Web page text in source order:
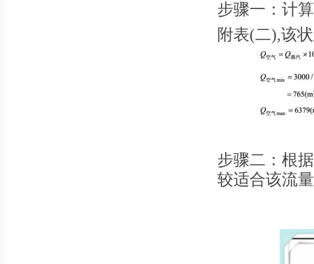
步骤一：计
附表(二),该
步骤二：根
较适合该流